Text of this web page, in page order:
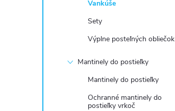
Vankúše
Sety
Výplne posteľných obliečok
Mantinely do postieľky
Mantinely do postieľky
Ochranné mantinely do
postieľky vrkoč